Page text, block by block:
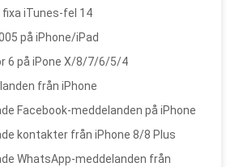
iTunes-fel 14
på iPhone/iPad
6 på iPone X/8/7/6/5/4
från iPhone
Facebook-meddelanden på iPhone
kontakter från iPhone 8/8 Plus
WhatsApp-meddelanden från